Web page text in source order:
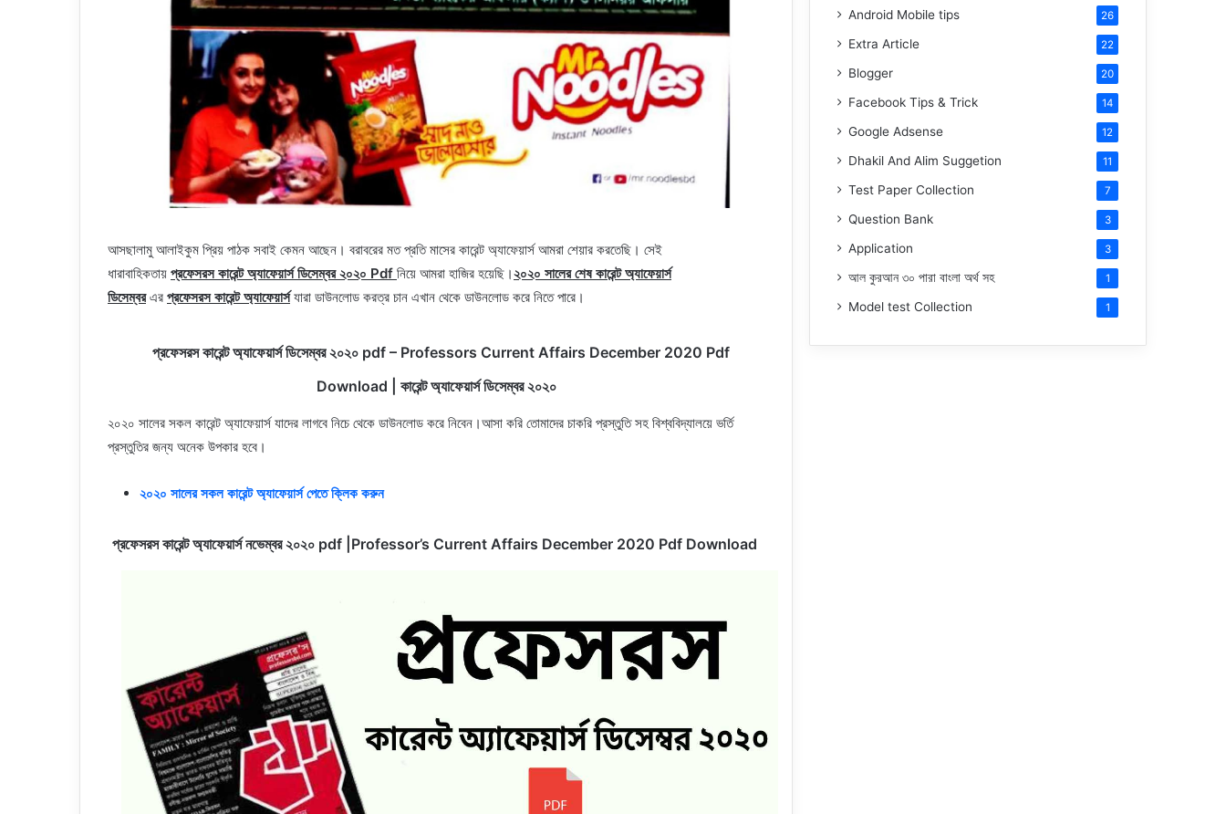
আসছালামু আলাইকুম প্রিয় পাঠক সবাই কেমন আছেন। বরাবরের মত প্রতি মাসের কারেন্ট অ্যাফেয়ার্স আমরা শেয়ার করতেছি। সেই
ধারাবাহিকতায় প্রফেসরস কারেন্ট অ্যাফেয়ার্স ডিসেম্বর ২০২০ Pdf নিয়ে আমরা হাজির হয়েছি।২০২০ সালের শেষ কারেন্ট অ্যাফেয়ার্স
ডিসেম্বরএর প্রফেসরস কারেন্ট অ্যাফেয়ার্সযারা ডাউনলোড করত্র চান এখান থেকে ডাউনলোড করে নিতে পারে।
প্রফেসরস কারেন্ট অ্যাফেয়ার্স ডিসেম্বর ২০২০ pdf – Professors Current Affairs December 2020 Pdf
Download | কারেন্ট অ্যাফেয়ার্স ডিসেম্বর ২০২০
২০২০ সালের সকল কারেন্ট অ্যাফেয়ার্স যাদের লাগবে নিচে থেকে ডাউনলোড করে নিবেন।আসা করি তোমাদের চাকরি প্রস্তুতি সহ বিশ্ববিদ্যালয়ে ভর্তি
প্রস্তুতির জন্য অনেক উপকার হবে।
২০২০ সালের সকল কারেন্ট অ্যাফেয়ার্স পেতে ক্লিক করুন
প্রফেসরস কারেন্ট অ্যাফেয়ার্স নভেম্বর ২০২০ pdf |Professor’s Current Affairs December 2020 Pdf Download
Android Mobile tips 26
Extra Article 22
Blogger 20
Facebook Tips & Trick 14
Google Adsense 12
Dhakil And Alim Suggetion 11
Test Paper Collection 7
Question Bank 3
Application 3
আল কুরআন ৩০ পারা বাংলা অর্থ সহ 1
Model test Collection 1